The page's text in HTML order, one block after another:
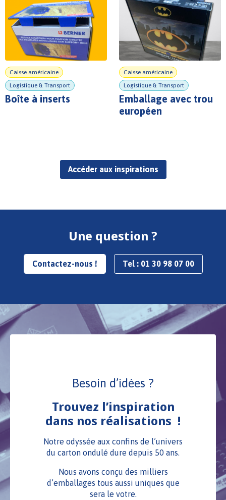
Caisse américaine
Logistique & Transport
Boîte à inserts
Caisse américaine
Logistique & Transport
Emballage avec trou
européen
Accéder aux inspirations
Une question ?
Contactez-nous ! Tel : 01 30 98 07 00
Besoin d’idées ?
Trouvez l’inspiration
dans nos réalisations !
Notre odyssée aux confins de l’univers
du carton ondulé dure depuis 50 ans.
Nous avons conçu des milliers
d’emballages tous aussi uniques que
sera le votre.